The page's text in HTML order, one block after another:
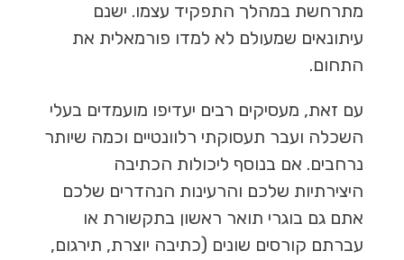
מתרחשת במהלך התפקיד עצמו. ישנם
עיתונאים שמעולם לא למדו פורמאלית את
התחום.
עם זאת, מעסיקים רבים יעדיפו מועמדים בעלי
השכלה ועבר תעסוקתי רלוונטיים וכמה שיותר
נרחבים. אם בנוסף ליכולות הכתיבה
היצירתיות שלכם והרעינות הנהדרים שלכם
אתם גם בוגרי תואר ראשון בתקשורת או
עברתם קורסים שונים (כתיבה יוצרת, תירגום,